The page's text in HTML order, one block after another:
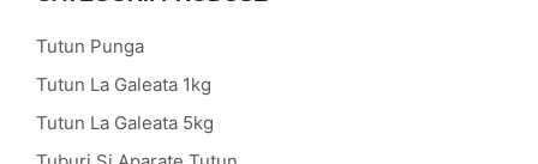
Tutun Punga
Tutun La Galeata 1kg
Tutun La Galeata 5kg